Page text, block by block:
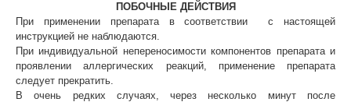
ПОБОЧНЫЕ ДЕЙСТВИЯ
При применении препарата в соответствии с настоящей
инструкцией не наблюдаются.
При индивидуальной непереносимости компонентов препарата и
проявлении аллергических реакций, применение препарата
следует прекратить.
В очень редких случаях, через несколько минут после
Политика конфиденциальности
Согласие на обработку перс. данных
Хотите у нас работать?
Заполнить анкету Реквизиты